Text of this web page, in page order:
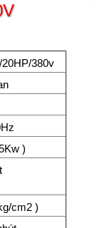
380v
)
cm2 )